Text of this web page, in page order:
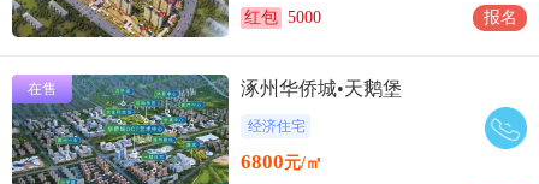
红包 5000 报名
在售 涿州华侨城•天鹅堡
经济住宅
6800元/㎡